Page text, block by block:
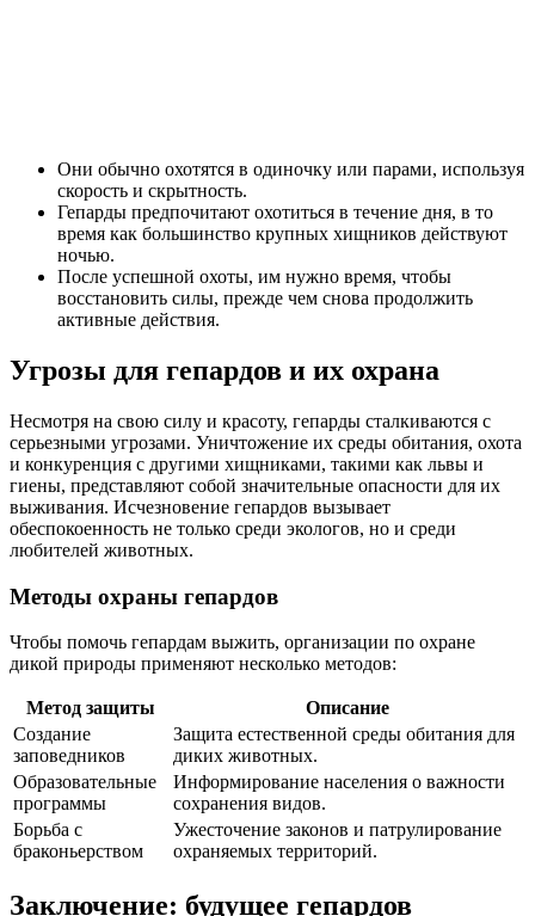
Они обычно охотятся в одиночку или парами, используя
скорость и скрытность.
Гепарды предпочитают охотиться в течение дня, в то
время как большинство крупных хищников действуют
ночью.
После успешной охоты, им нужно время, чтобы
восстановить силы, прежде чем снова продолжить
активные действия.
Угрозы для гепардов и их охрана
Несмотря на свою силу и красоту, гепарды сталкиваются с
серьезными угрозами. Уничтожение их среды обитания, охота
и конкуренция с другими хищниками, такими как львы и
гиены, представляют собой значительные опасности для их
выживания. Исчезновение гепардов вызывает
обеспокоенность не только среди экологов, но и среди
любителей животных.
Методы охраны гепардов
Чтобы помочь гепардам выжить, организации по охране
дикой природы применяют несколько методов:
Метод защиты
Описание
Создание
заповедников
Защита естественной среды обитания для
диких животных.
Образовательные
программы
Информирование населения о важности
сохранения видов.
Борьба с
браконьерством
Ужесточение законов и патрулирование
охраняемых территорий.
Заключение: будущее гепардов